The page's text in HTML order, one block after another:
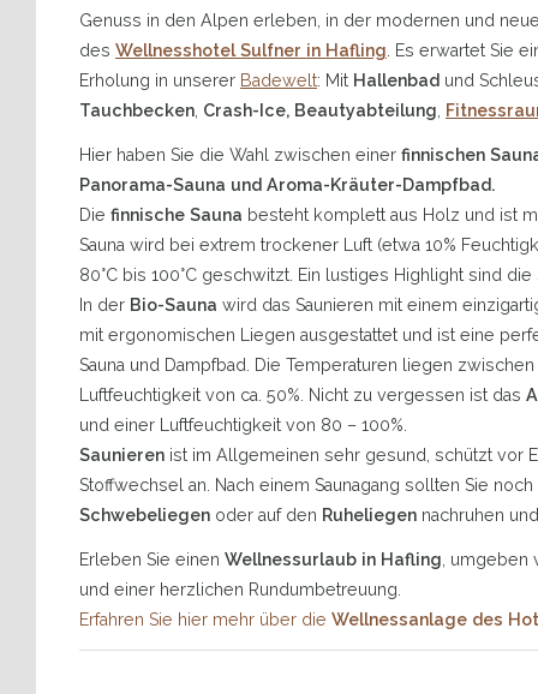
Genuss in den Alpen erleben, in der modernen und
des Wellnesshotel Sulfner in Hafling . Es erwartet Sie
Erholung in unserer Badewelt: Mit Hallenbad und
Tauchbecken Crash-Ice, Beautyabteilung
Hier haben Sie die Wahl zwischen einer finnischen
Panorama-Sauna und Aroma-Kräuter-Dampfbad.
Die finnische Sauna besteht komplett aus Holz und ist
Sauna wird bei extrem trockener Luft (etwa 10%
80°C bis 100°C geschwitzt. Ein lustiges Highlight sind
In der Bio-Sauna wird das Saunieren mit einem
mit ergonomischen Liegen ausgestattet und ist eine
Sauna und Dampfbad. Die Temperaturen liegen zwischen
Luftfeuchtigkeit von ca. 50%. Nicht zu vergessen ist das
und einer Luftfeuchtigkeit von 80 – 100%.
Saunieren ist im Allgemeinen sehr gesund, schützt vor
Stoffwechsel an. Nach einem Saunagang sollten Sie
Schwebeliegen oder auf den Ruheliegen nachruhen
Erleben Sie einen Wellnessurlaub in Hafling, umgeben
und einer herzlichen Rundumbetreuung.
Erfahren Sie hier mehr über die Wellnessanlage des